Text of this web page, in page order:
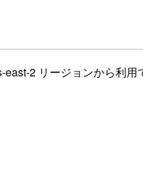
2 リージョンから利用